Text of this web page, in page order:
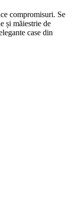
compromisuri. Se
și măiestrie de
case din